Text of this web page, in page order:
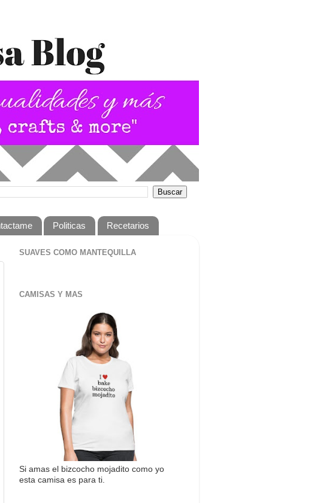
Politicas Recetarios
SUAVES COMO MANTEQUILLA
CAMISAS Y MAS
Si amas el bizcocho mojadito como yo
esta camisa es para ti.